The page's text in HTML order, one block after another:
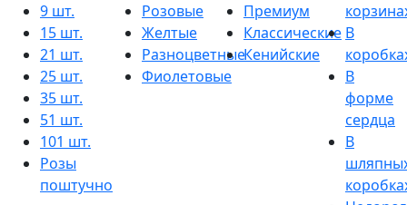
9 шт.
15 шт.
21 шт.
25 шт.
35 шт.
51 шт.
101 шт.
Розы
поштучно
Розовые
Желтые
Разноцветные
Фиолетовые
Премиум
Классические
Кенийские
В
В
форме
сердца
В